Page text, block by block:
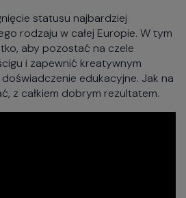
statusu najbardziej
rodzaju w całej Europie. W tym
aby pozostać na czele
i zapewnić kreatywnym
edukacyjne. Jak na
z całkiem dobrym rezultatem.